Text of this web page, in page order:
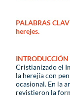
PALABRAS
herejes.
INTRODUCCIÓN
Cristianizado el
la herejía con
ocasional. En la
revistieron la